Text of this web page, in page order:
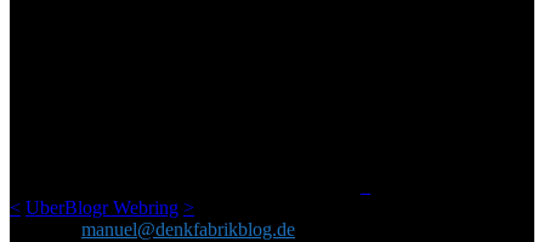
< UberBlogr Webring >
manuel@denkfabrikblog.de